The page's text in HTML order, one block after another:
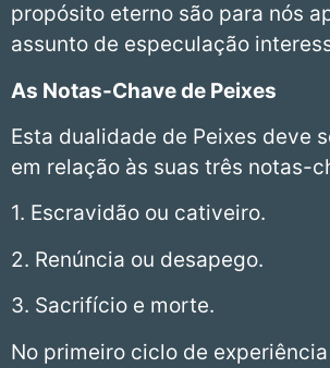
propósito eterno são para nós
assunto de especulação
As Notas-Chave de Peixes
Esta dualidade de Peixes deve
em relação às suas três notas-
1. Escravidão ou cativeiro.
2. Renúncia ou desapego.
3. Sacrifício e morte.
No primeiro ciclo de